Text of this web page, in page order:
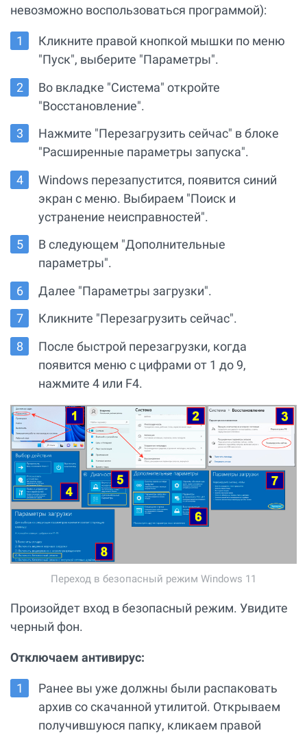
невозможно воспользоваться программой):
Кликните правой кнопкой мышки по меню
"Пуск", выберите "Параметры".
Во вкладке "Система" откройте
"Восстановление".
Нажмите "Перезагрузить сейчас" в блоке
"Расширенные параметры запуска".
Windows перезапустится, появится синий
экран с меню. Выбираем "Поиск и
устранение неисправностей".
В следующем "Дополнительные
параметры".
Далее "Параметры загрузки".
Кликните "Перезагрузить сейчас".
После быстрой перезагрузки, когда
появится меню с цифрами от 1 до 9,
нажмите 4 или F4.
Переход в безопасный режим Windows 11
Произойдет вход в безопасный режим. Увидите
черный фон.
Отключаем антивирус:
Ранее вы уже должны были распаковать
архив со скачанной утилитой. Открываем
получившуюся папку, кликаем правой